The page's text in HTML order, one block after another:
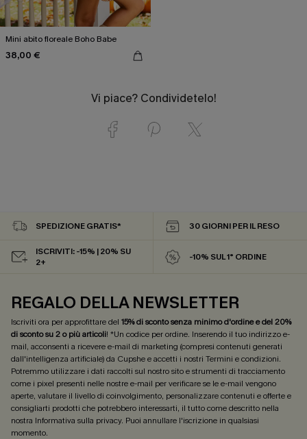
Mini abito floreale Boho Babe
38,00 €
Vi piace? Condividetelo!
SPEDIZIONE GRATIS* 30 GIORNI PER IL RESO
ISCRIVITI: -15% | 20% SU
2+
-10% SUL 1° ORDINE
REGALO DELLA NEWSLETTER
Iscriviti ora per approfittare del 15% di sconto senza minimo d'ordine e del 20%
di sconto su 2 o più articoli! *Un codice per ordine. Inserendo il tuo indirizzo e-
mail, acconsenti a ricevere e-mail di marketing (compresi contenuti generati
dall'intelligenza artificiale) da Cupshe e accetti i nostri Termini e condizioni.
Potremmo utilizzare i dati raccolti sul nostro sito e strumenti di tracciamento
come i pixel presenti nelle nostre e-mail per verificare se le e-mail vengono
aperte, valutare il livello di coinvolgimento, personalizzare contenuti e offerte e
consigliarti prodotti che potrebbero interessarti, il tutto come descritto nella
nostra Informativa sulla privacy. Puoi annullare l'iscrizione in qualsiasi
momento.